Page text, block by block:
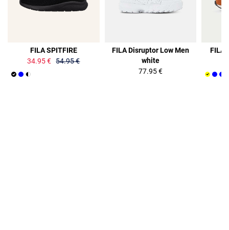
FILA SPITFIRE
34.95 € 54.95 €
FILA Disruptor Low Men
white
77.95 €
FILA